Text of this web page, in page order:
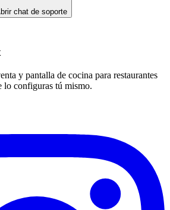
chat de soporte
y pantalla de cocina para restaurantes
configuras tú mismo.